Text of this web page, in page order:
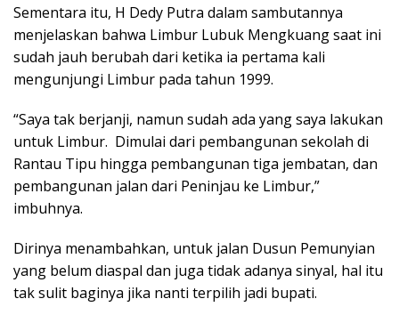
Sementara itu, H Dedy Putra dalam sambutannya
menjelaskan bahwa Limbur Lubuk Mengkuang saat ini
sudah jauh berubah dari ketika ia pertama kali
mengunjungi Limbur pada tahun 1999.
“Saya tak berjanji, namun sudah ada yang saya lakukan
untuk Limbur. Dimulai dari pembangunan sekolah di
Rantau Tipu hingga pembangunan tiga jembatan, dan
pembangunan jalan dari Peninjau ke Limbur,”
imbuhnya.
Dirinya menambahkan, untuk jalan Dusun Pemunyian
yang belum diaspal dan juga tidak adanya sinyal, hal itu
tak sulit baginya jika nanti terpilih jadi bupati.